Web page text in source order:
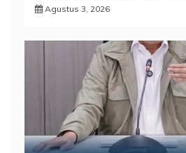
Agustus 3, 2026